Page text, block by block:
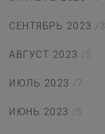
СЕНТЯБРЬ 2023 /3
АВГУСТ 2023 /5
ИЮЛЬ 2023 /7
ИЮНЬ 2023 /5